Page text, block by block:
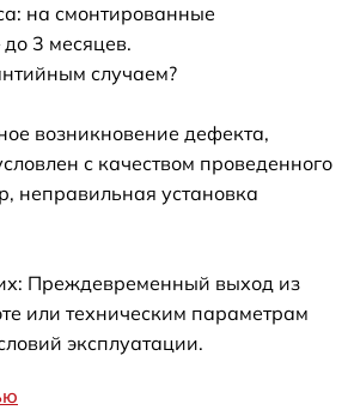
на смонтированные
3 месяцев.
случаем?
возникновение дефекта,
с качеством проведенного
неправильная установка
Преждевременный выход из
или техническим параметрам
эксплуатации.